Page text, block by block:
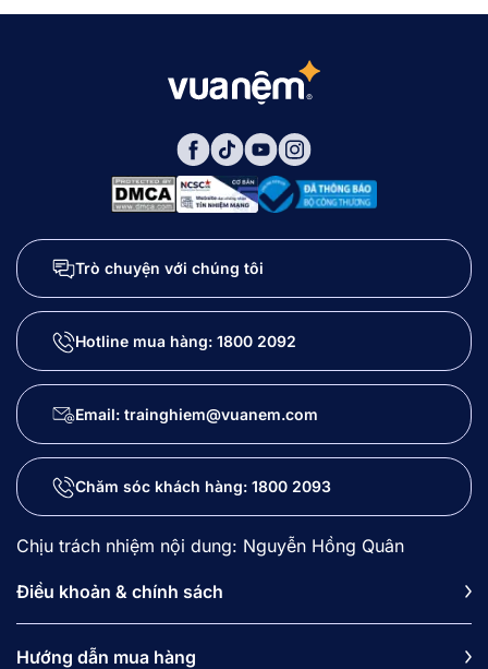
Trò chuyện với chúng tôi
Hotline mua hàng: 1800 2092
Email: trainghiem@vuanem.com
Chăm sóc khách hàng: 1800 2093
Chịu trách nhiệm nội dung: Nguyễn Hồng Quân
Điều khoản & chính sách
Hướng dẫn mua hàng